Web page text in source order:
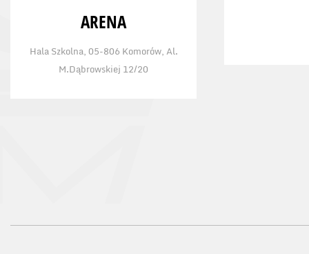
ARENA
Hala Szkolna, 05-806 Komorów, Al.
M.Dąbrowskiej 12/20